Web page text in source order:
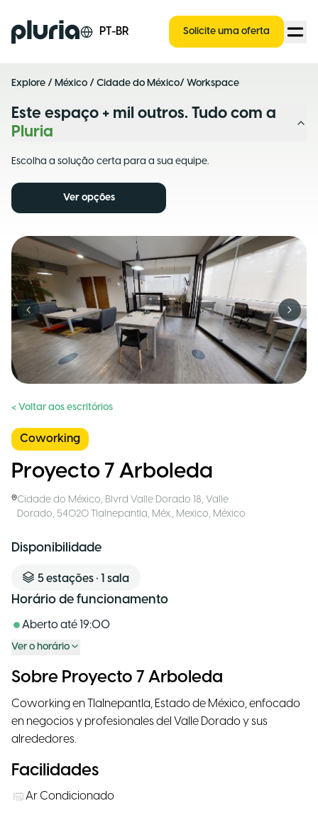
Logo Pluria PT-BR Solicite uma oferta
Explore / México / Cidade do México/ Workspace
Este espaço + mil outros. Tudo com a
Pluria
Escolha a solução certa para a sua equipe.
Ver opções
Previous slide Next
< Voltar aos escritórios
Coworking
Proyecto 7 Arboleda
Cidade do México, Blvrd Valle Dorado 18, Valle
Dorado, 54020 Tlalnepantla, Méx., Mexico, México
Disponibilidade
5estações • 1 sala
Horário de funcionamento
Aberto até 19:00
Ver o horário
Sobre Proyecto 7 Arboleda
Coworking en Tlalnepantla, Estado de México, enfocado
en negocios y profesionales del Valle Dorado y sus
alrededores.
Facilidades
Ar Condicionado